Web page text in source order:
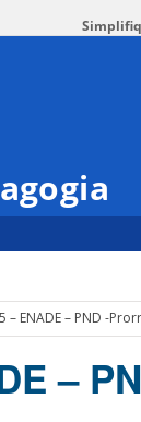
– ENADE – PND -
–